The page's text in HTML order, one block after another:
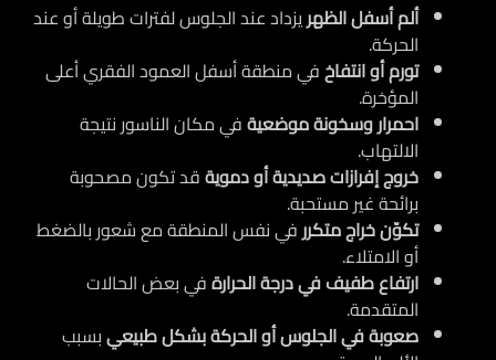
ألم أسفل الظهريزداد عند الجلوس لفترات طويلة أو عند
الحركة.
تورم أو انتفاخفي منطقة أسفل العمود الفقري أعلى
المؤخرة.
احمرار وسخونة موضعيةفي مكان الناسور نتيجة
الالتهاب.
خروج إفرازات صديدية أو دمويةقد تكون مصحوبة
برائحة غير مستحبة.
تكوّن خراج متكررفي نفس المنطقة مع شعور بالضغط
أو الامتلاء.
ارتفاع طفيف في درجة الحرارةفي بعض الحالات
المتقدمة.
صعوبة في الجلوس أو الحركة بشكل طبيعيبسبب